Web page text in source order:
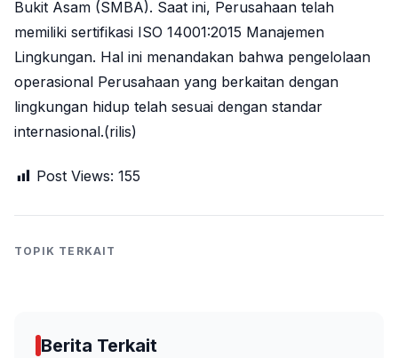
Bukit Asam (SMBA). Saat ini, Perusahaan telah
memiliki sertifikasi ISO 14001:2015 Manajemen
Lingkungan. Hal ini menandakan bahwa pengelolaan
operasional Perusahaan yang berkaitan dengan
lingkungan hidup telah sesuai dengan standar
internasional.(rilis)
Post Views: 155
TOPIK TERKAIT
Berita Terkait